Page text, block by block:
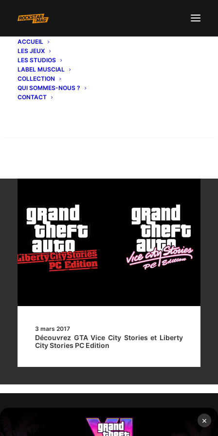
×
ACCUEIL
LES JEUX
LES STUDIOS
LABEL MUSCIAL
COLLECTION
QUI SOMMES-NOUS ?
CONTACT
3 mars 2017
Découvrez GTA Vice City Stories et Liberty
City Stories PC Edition
Rockstar Mag’, Copyright © 2013-2026 – Tous droits réservés –